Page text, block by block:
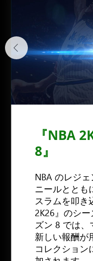
『NBA
8』
NBA のレジ
ニールととも
スラムを叩き
2K26』のシ
ズン 8 では、
新しい報酬が
コレクション
今すぐ購入